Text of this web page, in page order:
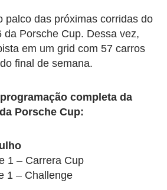
palco das próximas corridas do
da Porsche Cup. Dessa vez,
em um grid com 57 carros
final de semana.
completa da
Porsche Cup:
1 – Carrera Cup
1 – Challenge